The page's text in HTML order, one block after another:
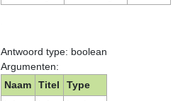
Antwoord type: boolean
Argumenten:
Naam
Titel
Type